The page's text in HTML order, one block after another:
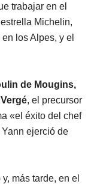
trabajar en el
Michelin,
en los Alpes, y el
de Mougins,
, el precursor
«el éxito del chef
ejerció de
más tarde, en el